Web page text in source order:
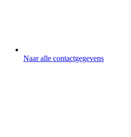
Naar alle contactgegevens